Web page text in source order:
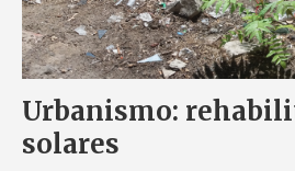
Urbanismo:
solares